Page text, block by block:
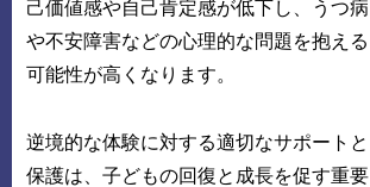
己価値感や自己肯定感が低下し、うつ病
や不安障害などの心理的な問題を抱える
可能性が高くなります。
逆境的な体験に対する適切なサポートと
保護は、子どもの回復と成長を促す重要